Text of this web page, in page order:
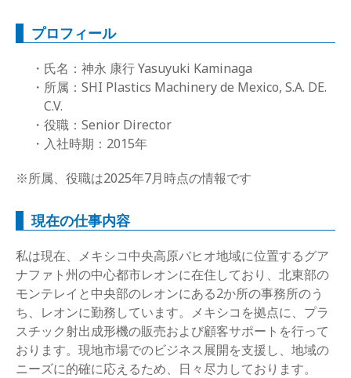
プロフィール
氏名：神永 康行 Yasuyuki Kaminaga
所属：SHI Plastics Machinery de Mexico, S.A. DE.
C.V.
役職：Senior Director
入社時期：2015年
※所属、役職は2025年7月時点の情報です
現在の仕事内容
私は現在、メキシコ中央高原バヒオ地域に位置するグア
ナファト州の中心都市レオンに在住しており、北東部の
モンテレイと中央部のレオンにある2か所の事務所のう
ち、レオンに勤務しています。メキシコを拠点に、プラ
スチック射出成形機の販売および顧客サポートを行って
おります。現地市場でのビジネス展開を支援し、地域の
ニーズに的確に応えるため、日々尽力しております。